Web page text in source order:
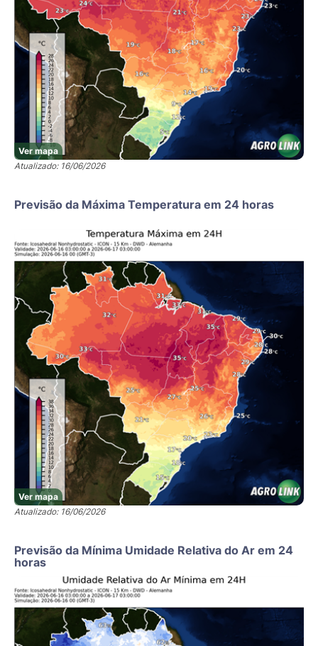
Ver mapa
Atualizado: 16/06/2026
Previsão da Máxima Temperatura em 24 horas
Ver mapa
Atualizado: 16/06/2026
Previsão da Mínima Umidade Relativa do Ar em 24
horas